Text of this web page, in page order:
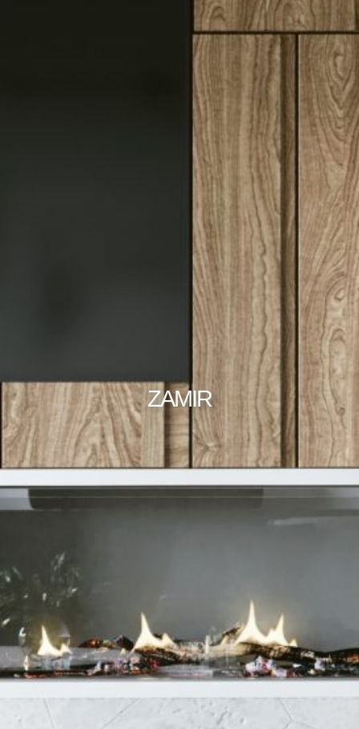
ZAMIR